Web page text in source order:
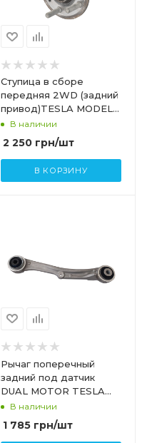
Ступица в сборе
передняя 2WD (задний
привод)TESLA MODEL
S,SR 6007040-00-A
В наличии
2 250грн/шт
В КОРЗИНУ
Рычаг поперечный
задний под датчик
DUAL MOTOR TESLA
MODEL S,SR 1027426-
В наличии
1 785грн/шт